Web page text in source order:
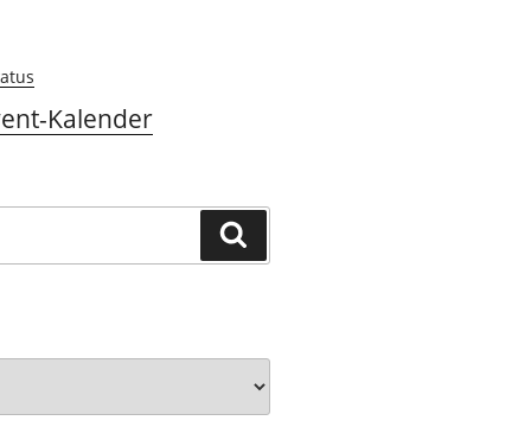
Kalender